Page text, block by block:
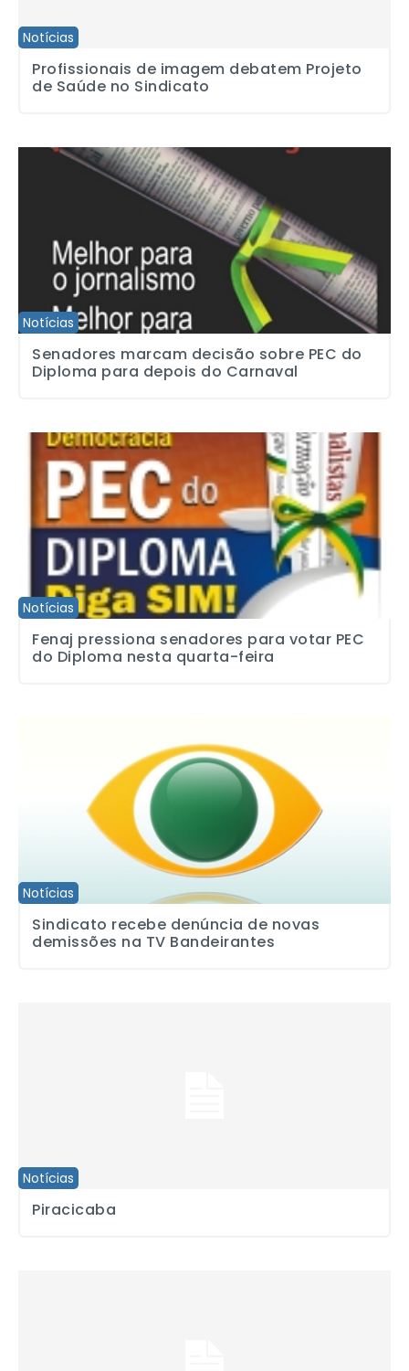
Notícias
Profissionais de imagem debatem Projeto
de Saúde no Sindicato
Notícias
Senadores marcam decisão sobre PEC do Diploma para depois
Senadores marcam decisão sobre PEC do
Diploma para depois do Carnaval
Notícias
Fenaj pressiona senadores para votar PEC do Diploma nesta
Fenaj pressiona senadores para votar PEC
do Diploma nesta quarta-feira
Notícias
Sindicato recebe denúncia de novas
demissões na TV Bandeirantes
Notícias
Piracicaba